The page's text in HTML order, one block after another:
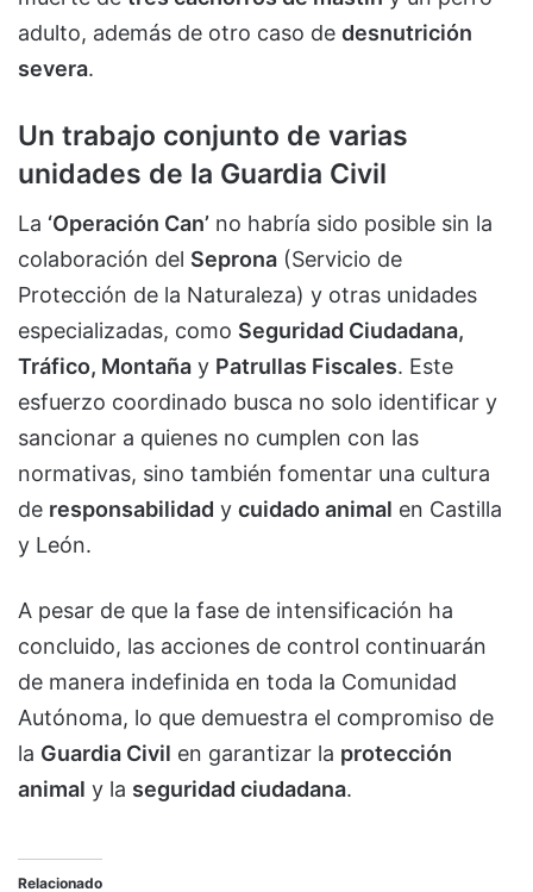
adulto, además de otro caso de desnutrición
severa.
Un trabajo conjunto de varias
unidades de la Guardia Civil
La ‘Operación Can’ no habría sido posible sin la
colaboración del Seprona (Servicio de
Protección de la Naturaleza) y otras unidades
especializadas, como Seguridad Ciudadana,
Tráfico, Montaña y Patrullas Fiscales. Este
esfuerzo coordinado busca no solo identificar y
sancionar a quienes no cumplen con las
normativas, sino también fomentar una cultura
de responsabilidad y cuidado animal en Castilla
y León.
A pesar de que la fase de intensificación ha
concluido, las acciones de control continuarán
de manera indefinida en toda la Comunidad
Autónoma, lo que demuestra el compromiso de
la Guardia Civil en garantizar la protección
animal y la seguridad ciudadana.
Relacionado